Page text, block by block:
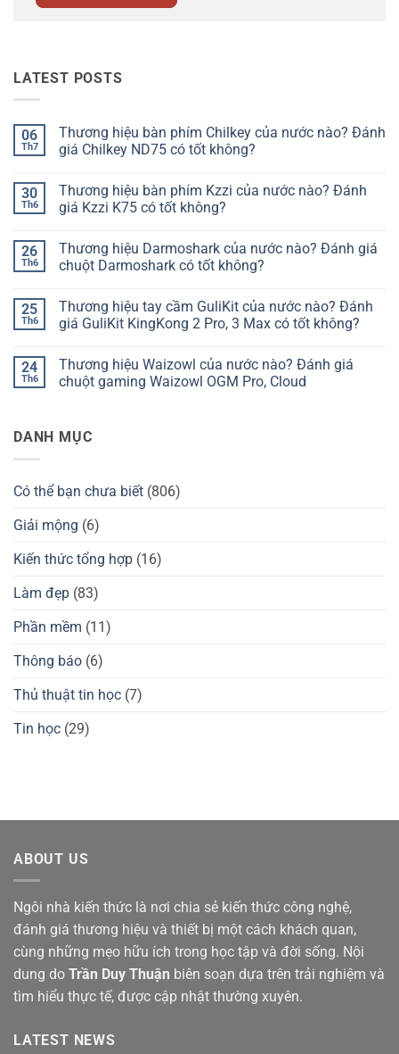
LATEST POSTS
06
Th7
Thương hiệu bàn phím Chilkey của nước nào? Đánh
giá Chilkey ND75 có tốt không?
bình
luận
ở
bàn
phím
Chilkey
nào?
Đánh
giá
tốt
không?
30
Th6
Thương hiệu bàn phím Kzzi của nước nào? Đánh
giá Kzzi K75 có tốt không?
bình
luận
ở
bàn
phím
Kzzi
nào?
Đánh
giá
tốt
không?
26
Th6
Thương hiệu Darmoshark của nước nào? Đánh giá
chuột Darmoshark có tốt không?
bình
luận
ở
Darmoshark
của
nước
chuột
Darmoshark
25
Th6
Thương hiệu tay cầm GuliKit của nước nào? Đánh
giá GuliKit KingKong 2 Pro, 3 Max có tốt không?
bình
luận
ở
cầm
GuliKit
Đánh
KingKong
3
tốt
24
Th6
Thương hiệu Waizowl của nước nào? Đánh giá
chuột gaming Waizowl OGM Pro, Cloud
luận
của
Đánh
gaming
OGM
Pro,
DANH MỤC
Có thể bạn chưa biết (806)
Giải mộng (6)
Kiến thức tổng hợp (16)
Làm đẹp (83)
Phần mềm (11)
Thông báo (6)
Thủ thuật tin học (7)
Tin học (29)
ABOUT US
Ngôi nhà kiến thức là nơi chia sẻ kiến thức công nghệ,
đánh giá thương hiệu và thiết bị một cách khách quan,
cùng những mẹo hữu ích trong học tập và đời sống. Nội
dung do Trần Duy Thuận biên soạn dựa trên trải nghiệm và
tìm hiểu thực tế, được cập nhật thường xuyên.
LATEST NEWS